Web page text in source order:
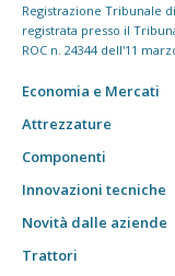
Registrazione Tribunale
registrata presso il
ROC n. 24344 dell'11
Economia e Mercati
Attrezzature
Componenti
Innovazioni tecniche
Novità dalle aziende
Trattori